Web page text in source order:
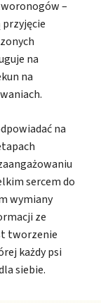
–
na
na
na
sercem do
wymiany
ze
tworzenie
każdy psi
siebie.